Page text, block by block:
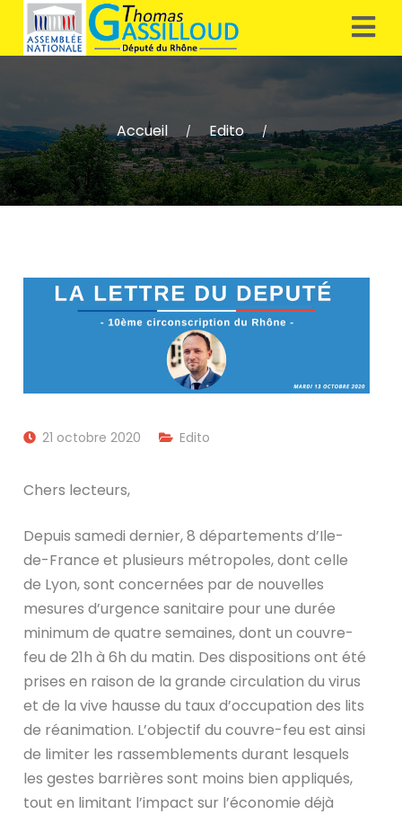
Accueil / Edito /
21 octobre 2020 Edito
Chers lecteurs,
Depuis samedi dernier, 8 départements d’Ile-
de-France et plusieurs métropoles, dont celle
de Lyon, sont concernées par de nouvelles
mesures d’urgence sanitaire pour une durée
minimum de quatre semaines, dont un couvre-
feu de 21h à 6h du matin. Des dispositions ont été
prises en raison de la grande circulation du virus
et de la vive hausse du taux d’occupation des lits
de réanimation. L’objectif du couvre-feu est ainsi
de limiter les rassemblements durant lesquels
les gestes barrières sont moins bien appliqués,
tout en limitant l’impact sur l’économie déjà